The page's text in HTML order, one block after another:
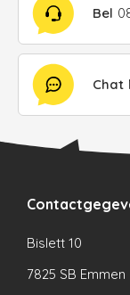
Bel
Chat
Bislett 10
7825 SB Emmen